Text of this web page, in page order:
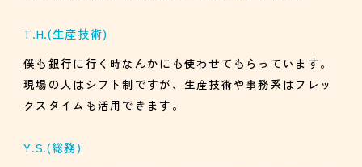
T.H.(生産技術)
僕も銀行に行く時なんかにも使わせてもらっています。
現場の人はシフト制ですが、生産技術や事務系はフレッ
クスタイムも活用できます。
Y.S.(総務)